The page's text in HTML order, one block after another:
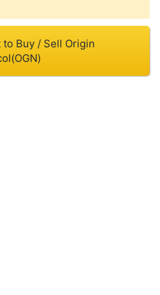
Buy / Sell Origin